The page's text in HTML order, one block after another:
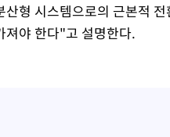
형 시스템으로의 근본적
져야 한다"고 설명한다.